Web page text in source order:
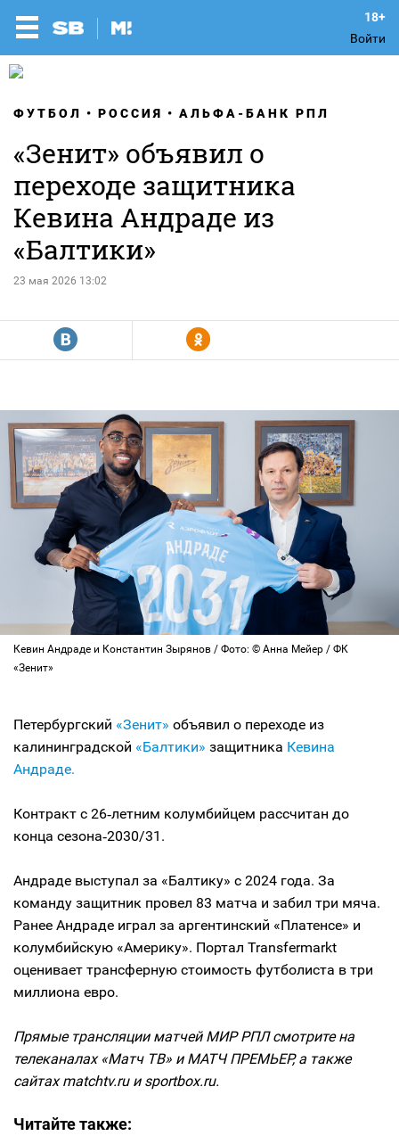
Войти
ФУТБОЛ РОССИЯ АЛЬФА-БАНК РПЛ
«Зенит» объявил о
переходе защитника
Кевина Андраде из
«Балтики»
23 мая 2026 13:02
R Y
Кевин Андраде и Константин Зырянов / Фото: © Анна Мейер / ФК
«Зенит»
Петербургский «Зенит» объявил о переходе из
калининградской «Балтики» защитника Кевина
Андраде.
Контракт с 26‑летним колумбийцем рассчитан до
конца сезона‑2030/31.
Андраде выступал за «Балтику» с 2024 года. За
команду защитник провел 83 матча и забил три мяча.
Ранее Андраде играл за аргентинский «Платенсе» и
колумбийскую «Америку». Портал Transfermarkt
оценивает трансферную стоимость футболиста в три
миллиона евро.
Прямые трансляции матчей МИР РПЛ смотрите на
телеканалах «Матч ТВ» и МАТЧ ПРЕМЬЕР, а также
сайтах matchtv.ru и sportbox.ru.
Читайте также: